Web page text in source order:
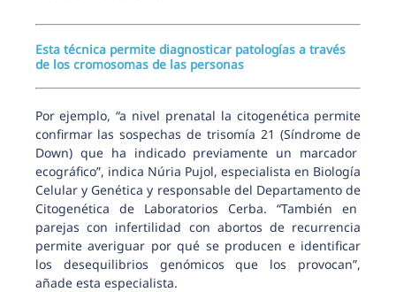
Esta técnica permite diagnosticar patologías a través
de los cromosomas de las personas
Por ejemplo, “a nivel prenatal la citogenética permite
confirmar las sospechas de trisomía 21 (Síndrome de
Down) que ha indicado previamente un marcador
ecográfico”, indica Núria Pujol, especialista en Biología
Celular y Genética y responsable del Departamento de
Citogenética de Laboratorios Cerba. “También en
parejas con infertilidad con abortos de recurrencia
permite averiguar por qué se producen e identificar
los desequilibrios genómicos que los provocan”,
añade esta especialista.